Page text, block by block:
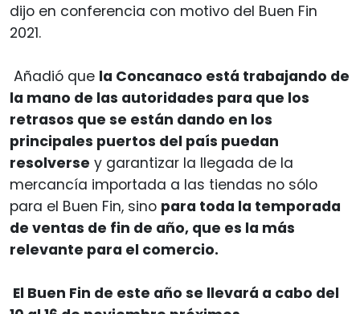
dijo en conferencia con motivo del Buen Fin
2021.
Añadió que la Concanaco está trabajando de
la mano de las autoridades para que los
retrasos que se están dando en los
principales puertos del país puedan
resolverse y garantizar la llegada de la
mercancía importada a las tiendas no sólo
para el Buen Fin, sino para toda la temporada
de ventas de fin de año, que es la más
relevante para el comercio.
El Buen Fin de este año se llevará a cabo del